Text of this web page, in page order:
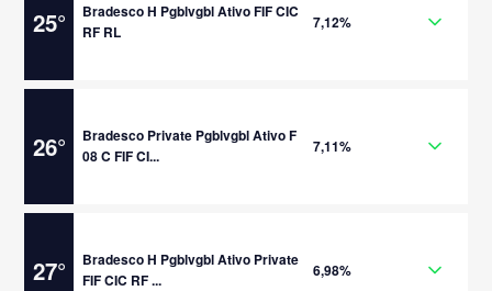
25°
Bradesco H Pgblvgbl Ativo FIF CIC
RF RL
7,12%
26°
Bradesco Private Pgblvgbl Ativo F
08 C FIF CI...
7,11%
27°
Bradesco H Pgblvgbl Ativo Private
FIF CIC RF ...
6,98%